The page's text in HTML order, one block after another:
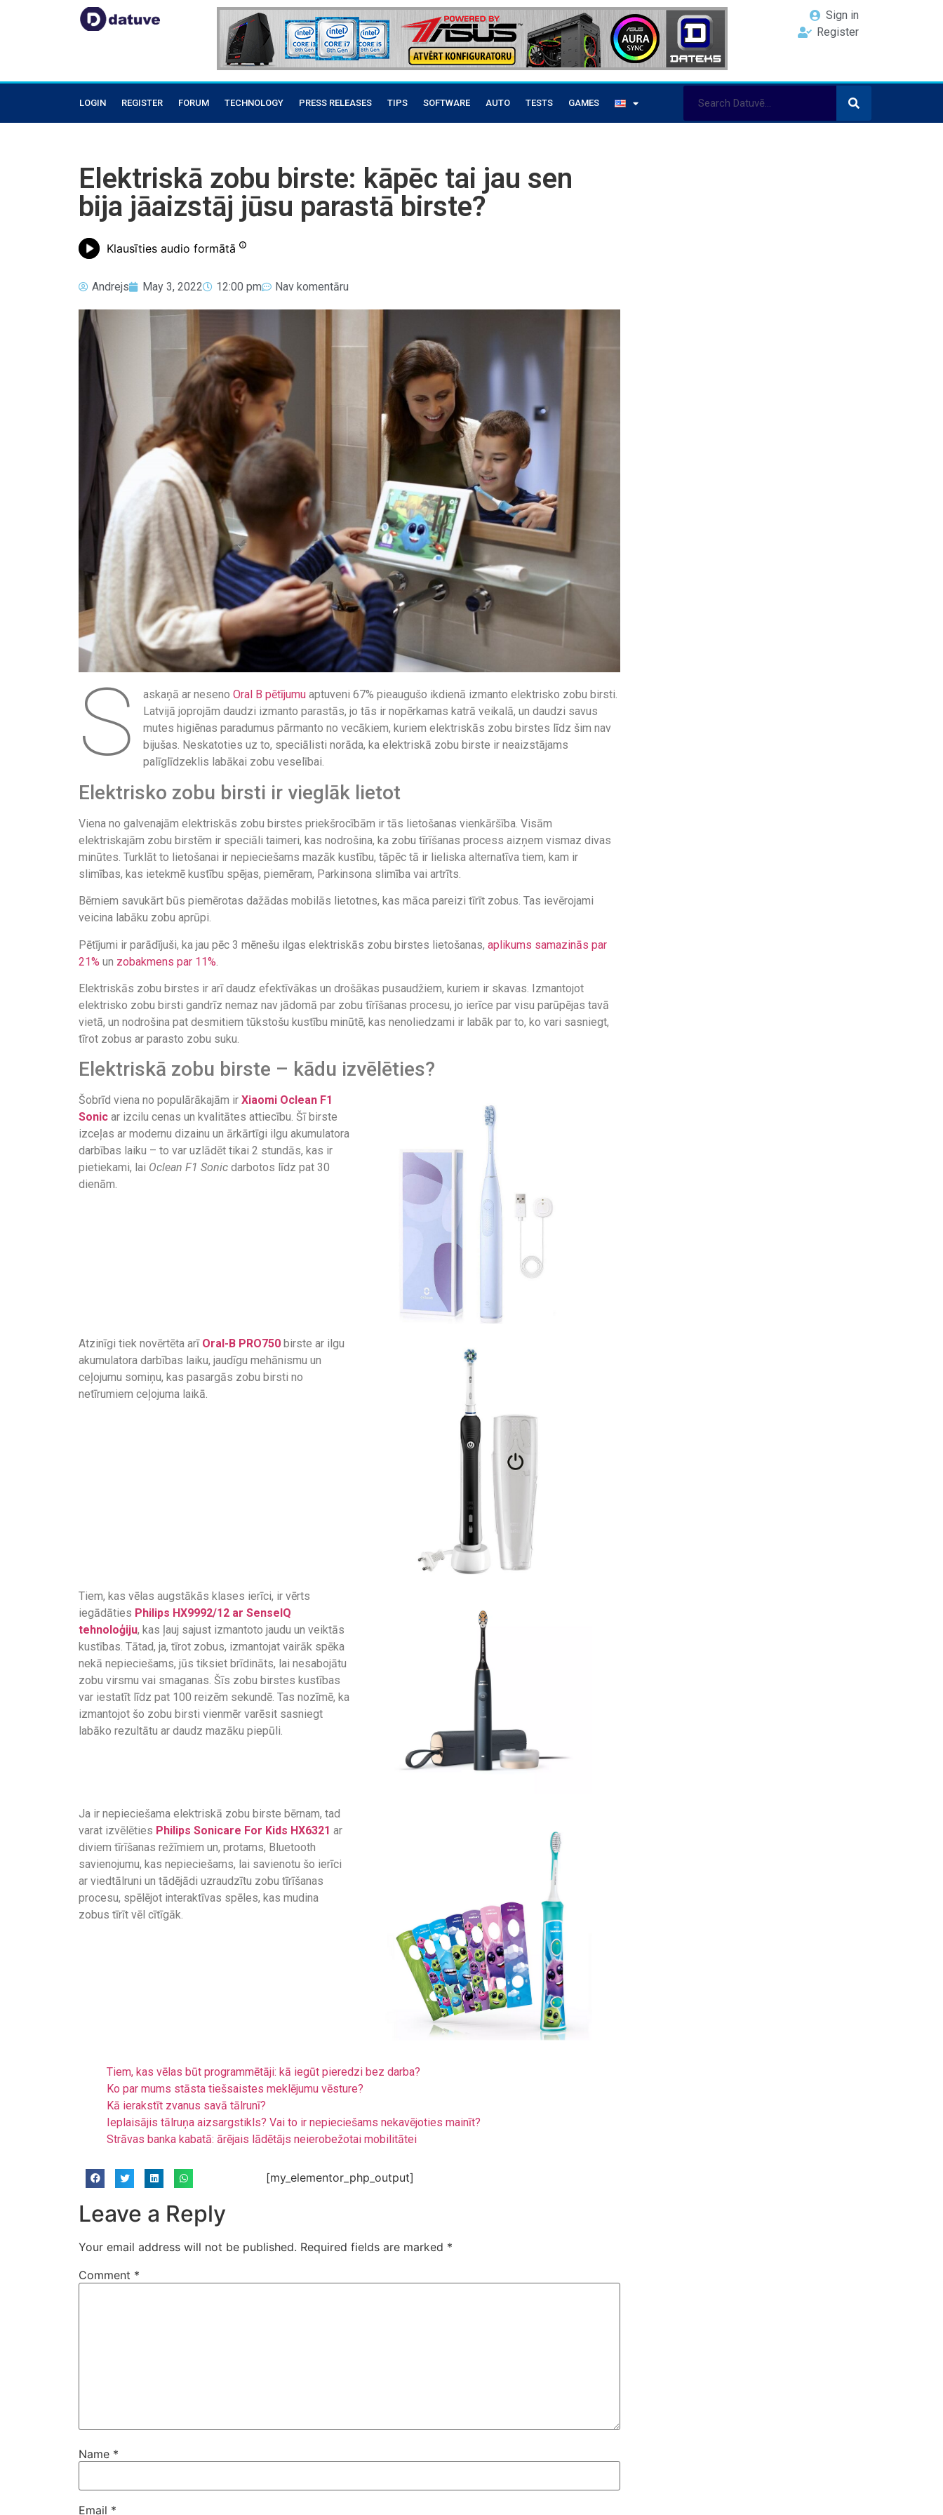
Sign in
Register
LOGIN REGISTER FORUM TECHNOLOGY PRESS RELEASES TIPS SOFTWARE AUTO TESTS GAMES
Elektriskā zobu birste: kāpēc tai jau sen
bija jāaizstāj jūsu parastā birste?
Klausīties audio formātā
Andrejs May 3, 2022 12:00 pm Nav komentāru
S askaņā ar nesenoOral B pētījumu aptuveni 67% pieaugušo ikdienā izmanto elektrisko zobu birsti.
Latvijā joprojām daudzi izmanto parastās, jo tās ir nopērkamas katrā veikalā, un daudzi savus
mutes higiēnas paradumus pārmanto no vecākiem, kuriem elektriskās zobu birstes līdz šim nav
bijušas. Neskatoties uz to, speciālisti norāda, ka elektriskā zobu birste ir neaizstājams
palīglīdzeklis labākai zobu veselībai.
Elektrisko zobu birsti ir vieglāk lietot
Viena no galvenajām elektriskās zobu birstes priekšrocībām ir tās lietošanas vienkāršība. Visām
elektriskajām zobu birstēm ir speciāli taimeri, kas nodrošina, ka zobu tīrīšanas process aizņem vismaz divas
minūtes. Turklāt to lietošanai ir nepieciešams mazāk kustību, tāpēc tā ir lieliska alternatīva tiem, kam ir
slimības, kas ietekmē kustību spējas, piemēram, Parkinsona slimība vai artrīts.
Bērniem savukārt būs piemērotas dažādas mobilās lietotnes, kas māca pareizi tīrīt zobus. Tas ievērojami
veicina labāku zobu aprūpi.
Pētījumi ir parādījuši, ka jau pēc 3 mēnešu ilgas elektriskās zobu birstes lietošanas, aplikums samazinās par
21% un zobakmens par 11%
Elektriskās zobu birstes ir arī daudz efektīvākas un drošākas pusaudžiem, kuriem ir skavas. Izmantojot
elektrisko zobu birsti gandrīz nemaz nav jādomā par zobu tīrīšanas procesu, jo ierīce par visu parūpējas tavā
vietā, un nodrošina pat desmitiem tūkstošu kustību minūtē, kas nenoliedzami ir labāk par to, ko vari sasniegt,
tīrot zobus ar parasto zobu suku.
Elektriskā zobu birste – kādu izvēlēties?
Šobrīd viena no populārākajām ir Xiaomi Oclean F1
Sonic ar izcilu cenas un kvalitātes attiecību. Šī birste
izceļas ar modernu dizainu un ārkārtīgi ilgu akumulatora
darbības laiku – to var uzlādēt tikai 2 stundās, kas ir
pietiekami, lai Oclean F1 Sonic darbotos līdz pat 30
dienām.
Atzinīgi tiek novērtēta arī Oral-B PRO750 birste ar ilgu
akumulatora darbības laiku, jaudīgu mehānismu un
ceļojumu somiņu, kas pasargās zobu birsti no
netīrumiem ceļojuma laikā.
Tiem, kas vēlas augstākās klases ierīci, ir vērts
iegādāties Philips HX9992/12 ar SenseIQ
tehnoloģiju, kas ļauj sajust izmantoto jaudu un veiktās
kustības. Tātad, ja, tīrot zobus, izmantojat vairāk spēka
nekā nepieciešams, jūs tiksiet brīdināts, lai nesabojātu
zobu virsmu vai smaganas. Šīs zobu birstes kustības
var iestatīt līdz pat 100 reizēm sekundē. Tas nozīmē, ka
izmantojot šo zobu birsti vienmēr varēsit sasniegt
labāko rezultātu ar daudz mazāku piepūli.
Ja ir nepieciešama elektriskā zobu birste bērnam, tad
varat izvēlēties Philips Sonicare For Kids HX6321 ar
diviem tīrīšanas režīmiem un, protams, Bluetooth
savienojumu, kas nepieciešams, lai savienotu šo ierīci
ar viedtālruni un tādējādi uzraudzītu zobu tīrīšanas
procesu, spēlējot interaktīvas spēles, kas mudina
zobus tīrīt vēl cītīgāk.
Tiem, kas vēlas būt programmētāji: kā iegūt pieredzi bez darba?
Ko par mums stāsta tiešsaistes meklējumu vēsture?
Kā ierakstīt zvanus savā tālrunī?
Ieplaisājis tālruņa aizsargstikls? Vai to ir nepieciešams nekavējoties mainīt?
Strāvas banka kabatā: ārējais lādētājs neierobežotai mobilitātei
[my_elementor_php_output]
Leave a Reply
Your email address will not be published. Required fields are marked *
Comment *
Name *
Email *